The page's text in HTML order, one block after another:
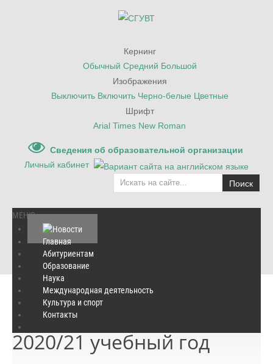
Кернинг
Обычный Средний Большой
Изображения
Выключить Включить Черно-белые Цветные
Шрифт
Arial Times New Roman
Сведения об образовательной организации
Личный кабинет
Поиск
МЕНЮ
Главная
Абитуриентам
Образование
Наука
Международная деятельность
Культура и спорт
Контакты
Главная
Решения ученого совета
2020/21 учебный год